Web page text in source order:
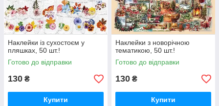
Наклейки із сухостоєм у
пляшках, 50 шт.!
Готово до відправки
130 ₴
Купити
Наклейки з новорічною
тематикою, 50 шт.!
Готово до відправки
130 ₴
Купити